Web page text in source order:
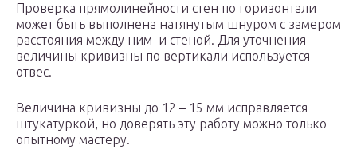
Проверка прямолинейности стен по горизонтали
может быть выполнена натянутым шнуром с замером
расстояния между ним и стеной. Для уточнения
величины кривизны по вертикали используется
отвес.
Величина кривизны до 12 – 15 мм исправляется
штукатуркой, но доверять эту работу можно только
опытному мастеру.